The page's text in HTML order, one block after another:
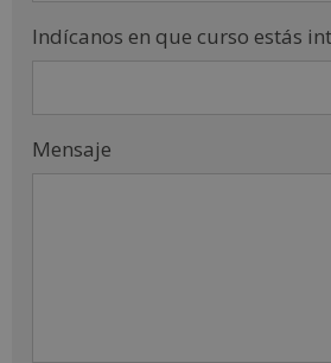
Indícanos en que curso estás
Mensaje